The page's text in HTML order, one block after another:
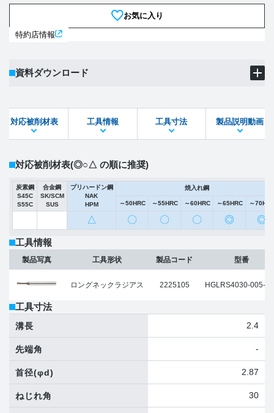
お気に入り
特約店情報
資料ダウンロード
STEPファイル DXFファイル
対応被削材表 工具情報 工具寸法 製品説明動画
対応被削材表(◎○△ の順に推奨)
炭素鋼
S45C
S55C
合金鋼
SK/SCM
SUS
プリハードン鋼
NAK
HPM
焼入れ鋼
～50HRC ～55HRC ～60HRC ～65HRC ～
△ 〇 〇 〇 ◎ ◎
工具情報
製品写真 工具形状
ロングネックラジアス
製品コード
2225105
型番
HGLRS4030-005-
工具寸法
溝長 2.4
先端角 -
首径(φd) 2.87
ねじれ角 30